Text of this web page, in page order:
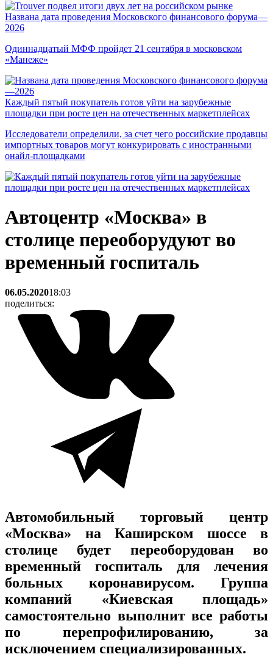
Названа дата проведения Московского финансового форума—
2026
Одиннадцатый МФФ пройдет 21 сентября в московском
«Манеже»
Каждый пятый покупатель готов уйти на зарубежные
площадки при росте цен на отечественных маркетплейсах
Исследователи определили, за счет чего российские продавцы
импортных товаров могут конкурировать с иностранными
онайл-площадками
Автоцентр «Москва» в
столице переоборудуют во
временный госпиталь
06.05.202018:03
поделиться:
Автомобильный торговый центр
«Москва» на Каширском шоссе в
столице будет переоборудован во
временный госпиталь для лечения
больных коронавирусом. Группа
компаний «Киевская площадь»
самостоятельно выполнит все работы
по перепрофилированию, за
исключением специализированных.